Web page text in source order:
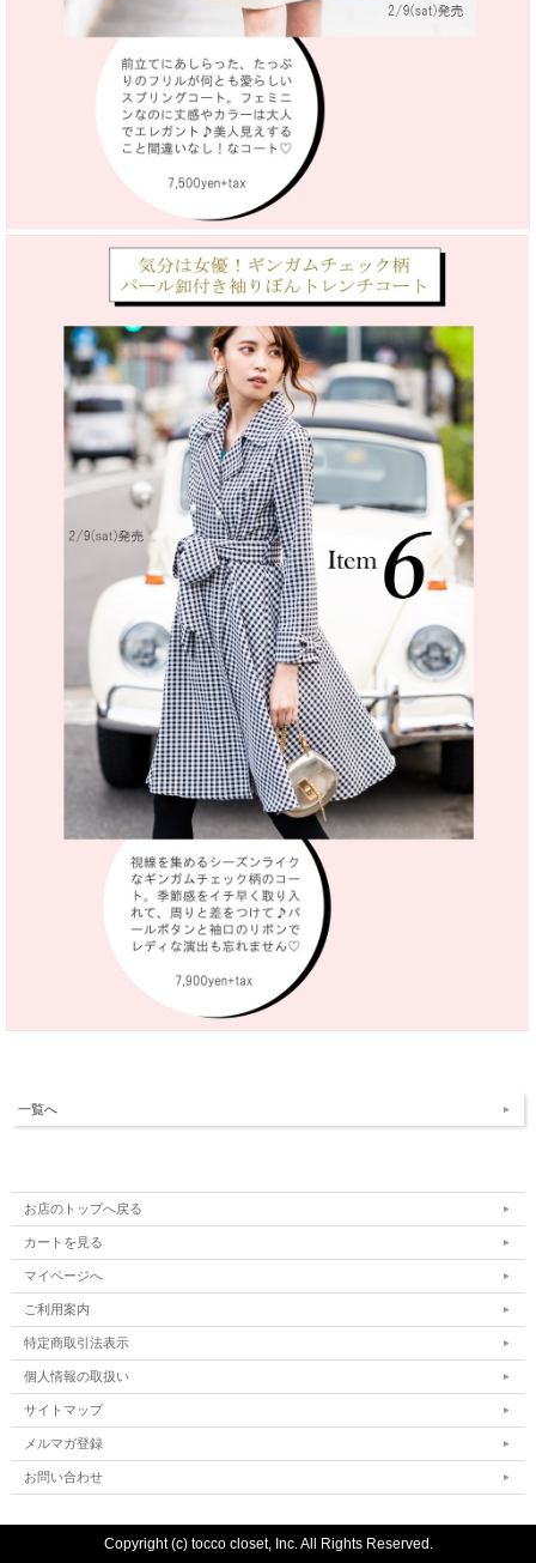
一覧へ
お店のトップへ戻る
カートを見る
マイページへ
ご利用案内
特定商取引法表示
個人情報の取扱い
サイトマップ
メルマガ登録
お問い合わせ
Copyright (c) tocco closet, Inc. All Rights Reserved.